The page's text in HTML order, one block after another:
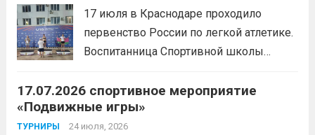
воспринимается как спорт для
избранных, требующий исключительно
физической мощи. Однако...
17 июля в Краснодаре проходило
первенство России по легкой атлетике.
Воспитанница Спортивной школы
заняла 1 место на дистанции 3000 м. с
результатом 10.01,78. Подготовил
спортсменку тренер-преподаватель
17.07.2026 спортивное мероприятие
«Подвижные игры»
ТУРНИРЫ 24 июля, 2026